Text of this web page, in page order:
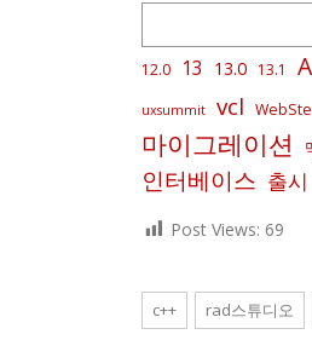
12.0 13 13.0 13.1
uxsummit vcl
마이그레이션
인터베이스 출시
Post Views: 69
c++ rad스튜디오